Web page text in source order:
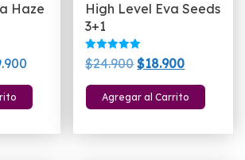
Haze
de
precios:producto
High Level Eva Seeds
3+1
Valorado
con
de 5
$24.900El
precio
original
$18.900El
precio
actual
Agregar al Carrito